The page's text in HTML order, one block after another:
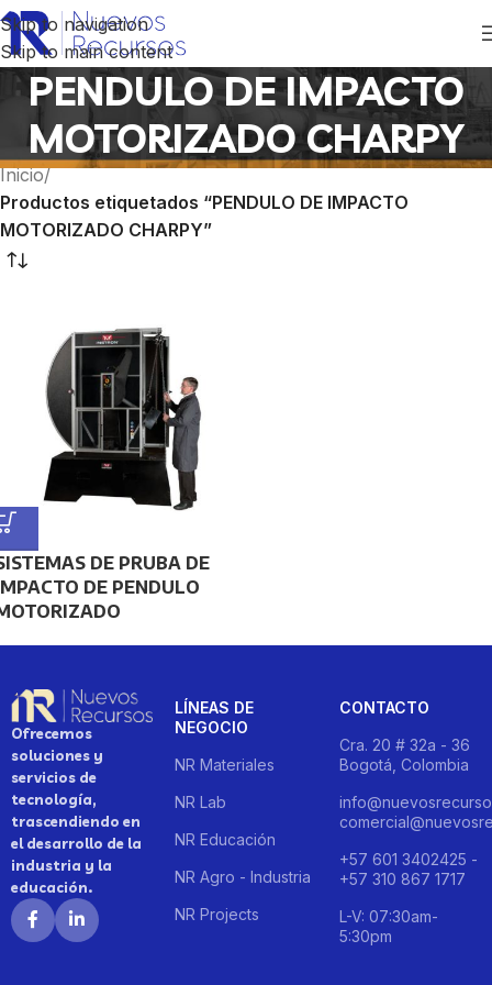
Skip to navigation
Skip to main content
PENDULO DE IMPACTO
MOTORIZADO CHARPY
Inicio/
Productos etiquetados “PENDULO DE IMPACTO
MOTORIZADO CHARPY”
DE PRUBA DE
DE PENDULO
Ofrecemos
soluciones y
servicios de
tecnología,
trascendiendo en
el desarrollo de la
industria y la
educación.
LÍNEAS DE
NEGOCIO
NR Materiales
NR Lab
NR Educación
NR Agro - Industria
NR Projects
CONTACTO
Cra. 20 # 32a - 36
Bogotá, Colombia
+57 601 3402425 -
+57 310 867 1717
L-V: 07:30am-
5:30pm